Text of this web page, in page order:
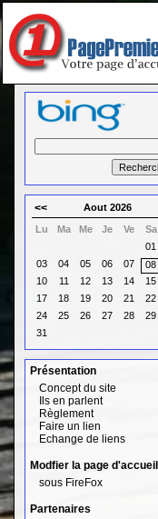
<< Aout 2026
Lu Ma Me Je Ve Sa
01
03
04 05 06 07 08
10
11 12 13 14 15
17
18 19 20 21 22
24
25 26 27 28 29
31
Présentation
Concept du site
Ils en parlent
Règlement
Faire un lien
Echange de liens
Modfier la page d'accueil
sous FireFox
Partenaires